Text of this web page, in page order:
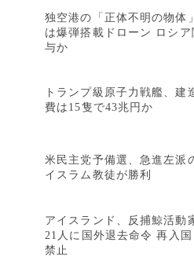
独空港の「正体不明の物体」
は爆弾搭載ドローン ロシア
与か
トランプ級原子力戦艦、建
費は15隻で43兆円か
米民主党予備選、急進左派
イスラム教徒が勝利
アイスランド、反捕鯨活動
21人に国外退去命令 再入国
禁止